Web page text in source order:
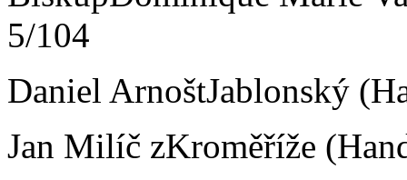
5/104
Daniel ArnoštJablonský
Jan Milíč zKroměříže